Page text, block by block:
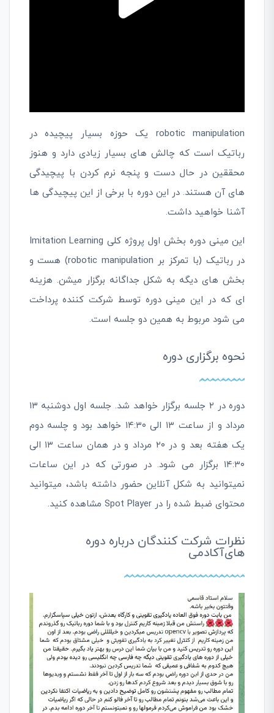
robotic manipulation یک حوزه بسیار پیچیده در
رباتیک است که چالش های بسیار زیادی دارد و هنوز
محققین در حال دست و پنجه نرم کردن با پیچیدگی
های آن هستند. در این دوره با برخی از این پیچیدگی ها
آشنا خواهید داشت.
این مینی دوره بخش اول پروژه کلی Imitation Learning
در رباتیک (با تمرکز بر robotic manipulation) هست و
بخش های دیگه به شکل جداگانه برگزار میشن. هزینه
ای که در این مینی دوره توسط شرکت کننده پرداخت
می شود مربوط به همین دو جلسه است.
نحوه برگزاری دوره
دوره در ۲ جلسه برگزار خواهد شد. جلسه اول دوشنبه ۱۳
مرداد و از ساعت ۱۳ الی ۱۴:۳۰ خواهد بود و چلسه دوم
یک هفته بعد و در ۲۰ مرداد و در همان ساعت ۱۳ الی
۱۴:۳۰ برگزار می شود. در صورتی که در این ساعات
نمیتوانید به شکل آنلاین حضور داشته باشد، میتوانید
محتوای ضبط شده را در Spot Player مشاهده کنید.
نظرات شرکت کنندگان درباره دوره
های‌آکادمی